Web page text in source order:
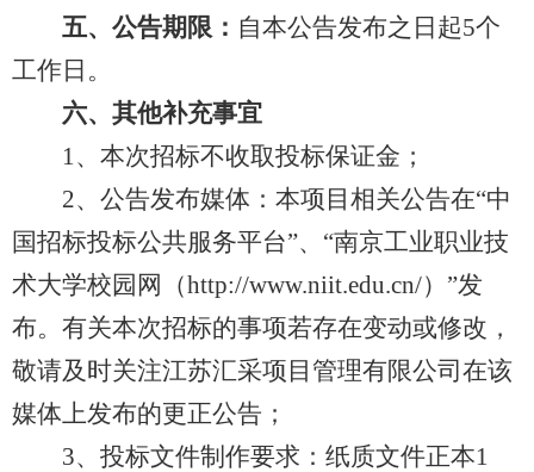
五、公告期限： 自本公告发布之日起5个
工作日。
六、其他补充事宜
1、本次招标不收取投标保证金；
2、公告发布媒体：本项目相关公告在“中
国招标投标公共服务平台”、“南京工业职业技
术大学校园网（http://www.niit.edu.cn/）”发
布。有关本次招标的事项若存在变动或修改，
敬请及时关注江苏汇采项目管理有限公司在该
媒体上发布的更正公告；
3、投标文件制作要求：纸质文件正本1